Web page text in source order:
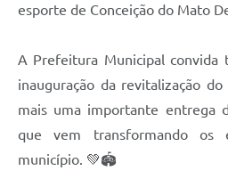
Contratos
Audiências Públicas
esporte de Conceição do Mato
A Prefeitura Municipal convida
inauguração da revitalização
mais uma importante entrega
que vem transformando os
município. 💚🏟️